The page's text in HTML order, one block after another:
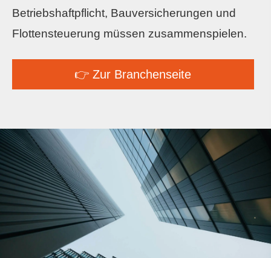
Betriebshaftpflicht, Bauversicherungen und
Flottensteuerung müssen zusammenspielen.
👉 Zur Branchenseite